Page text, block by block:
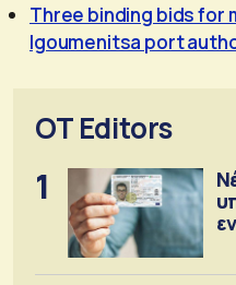
Τhree binding bids for
Igoumenitsa port
OT Editors
1